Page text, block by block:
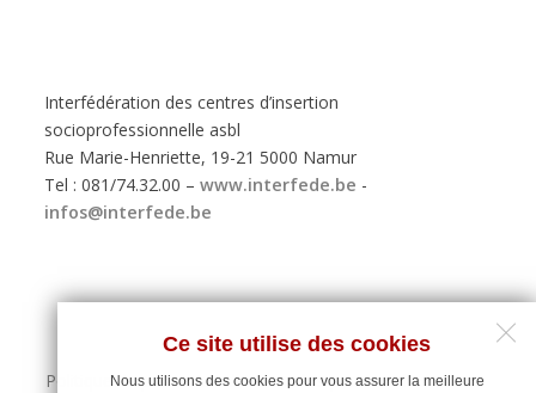
Ce site utilise des cookies
Nous utilisons des cookies pour vous assurer la meilleure
Interfédération des centres d’insertion
socioprofessionnelle asbl
Rue Marie-Henriette, 19-21 5000 Namur
Tel : 081/74.32.00 –www.interfede.be -
infos@interfede.be
Politique de protection des données personnelles